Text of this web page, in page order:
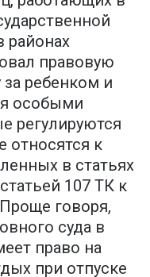
районах
правовую
за ребенком и
особыми
регулируются
относятся к
в статьях
107 ТК к
говоря,
суда в
право на
при отпуске